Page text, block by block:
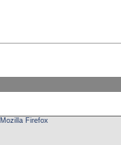
Mozilla Firefox